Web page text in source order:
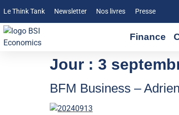
Le Think Tank Newsletter Nos livres Presse
Finance
Jour : 3
BFM Business –